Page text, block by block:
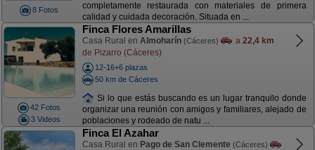
8 Fotos
completamente restaurada con materiales de primera
calidad y cuidada decoración. Situada en ...
42 Fotos
3 Videos
Finca Flores Amarillas
Casa Rural en Almoharín (Cáceres) a 22,4 km
de Pizarro (Cáceres)
12-16+6 plazas
50 km de Cáceres
Si lo que estás buscando es un lugar tranquilo donde
organizar una reunión con amigos y familiares, alejado de
poblaciones y rodeado de natu ...
Finca El Azahar
Casa Rural en Pago de San Clemente (Cáceres)